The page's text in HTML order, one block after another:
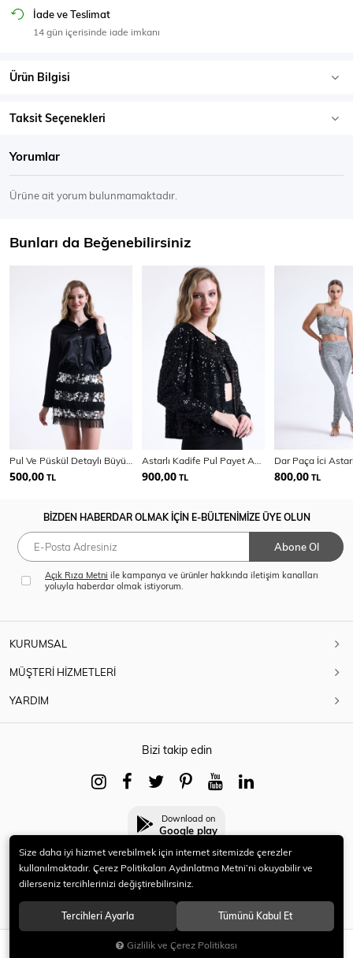
Eşofman Üstü
SEPETE EKLE
İade ve Teslimat
14 gün içerisinde iade imkanı
Ürün Bilgisi
Taksit Seçenekleri
Yorumlar
Ürüne ait yorum bulunmamaktadır.
Bunları da Beğenebilirsiniz
500,00 TL 900,00 TL 800,00 TL
BİZDEN HABERDAR OLMAK İÇİN E-BÜLTENİMİZE ÜYE OLUN
Abone Ol
Açık Rıza Metni ile kampanya ve ürünler hakkında iletişim kanalları
yoluyla haberdar olmak istiyorum.
KURUMSAL
MÜŞTERİ HİZMETLERİ
YARDIM
Bizi takip edin
Download on
Google play
© 2021 HERYENİ. Tüm hakları saklıdır.
Size daha iyi hizmet verebilmek için internet sitemizde çerezler
kullanılmaktadır. Çerez Politikaları Aydınlatma Metni’ni okuyabilir ve
dilerseniz tercihlerinizi değiştirebilirsiniz.
Tercihleri Ayarla Tümünü Kabul Et
Gizlilik ve Çerez Politikası